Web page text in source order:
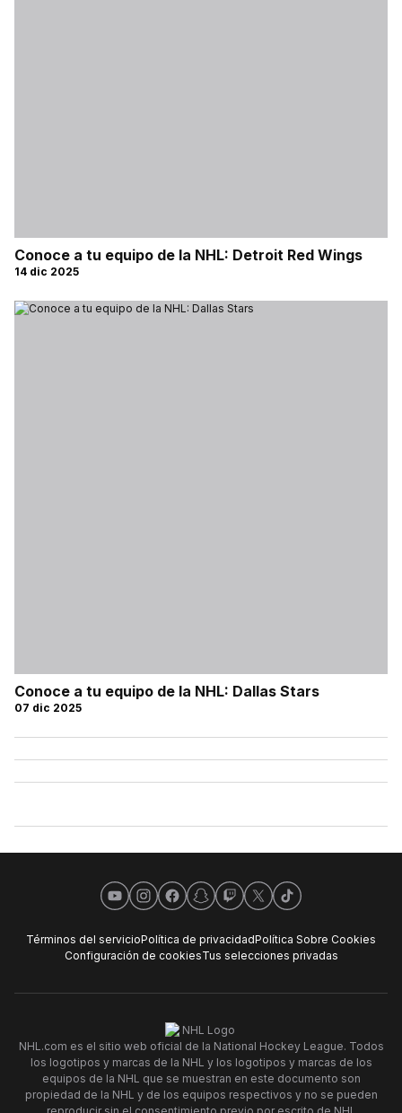
Conoce a tu equipo de la NHL: Detroit Red Wings
14 dic 2025
Conoce a tu equipo de la NHL: Dallas Stars
07 dic 2025
YouTubeInstagramFacebookSnapchat
Twitch
X TikTok
Términos del servicioPolítica de privacidadPolítica Sobre Cookies
Configuración de cookiesTus selecciones privadas
NHL.com es el sitio web oficial de la National Hockey League. Todos
los logotipos y marcas de la NHL y los logotipos y marcas de los
equipos de la NHL que se muestran en este documento son
propiedad de la NHL y de los equipos respectivos y no se pueden